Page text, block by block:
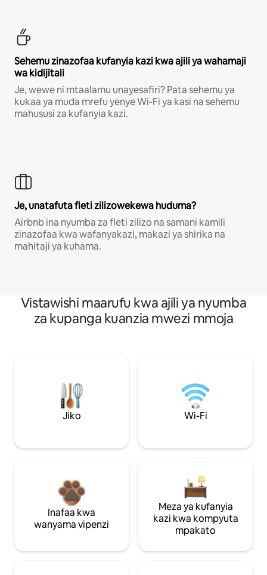
Sehemu zinazofaa kufanyia kazi kwa ajili ya wahamaji
wa kidijitali
Je, wewe ni mtaalamu unayesafiri? Pata sehemu ya
kukaa ya muda mrefu yenye Wi-Fi ya kasi na sehemu
mahususi za kufanyia kazi.
Je, unatafuta fleti zilizowekewa huduma?
Airbnb ina nyumba za fleti zilizo na samani kamili
zinazofaa kwa wafanyakazi, makazi ya shirika na
mahitaji ya kuhama.
Vistawishi maarufu kwa ajili ya nyumba
za kupanga kuanzia mwezi mmoja
Jiko Wi-Fi
Inafaa kwa
wanyama vipenzi
Meza ya kufanyia
kazi kwa kompyuta
mpakato